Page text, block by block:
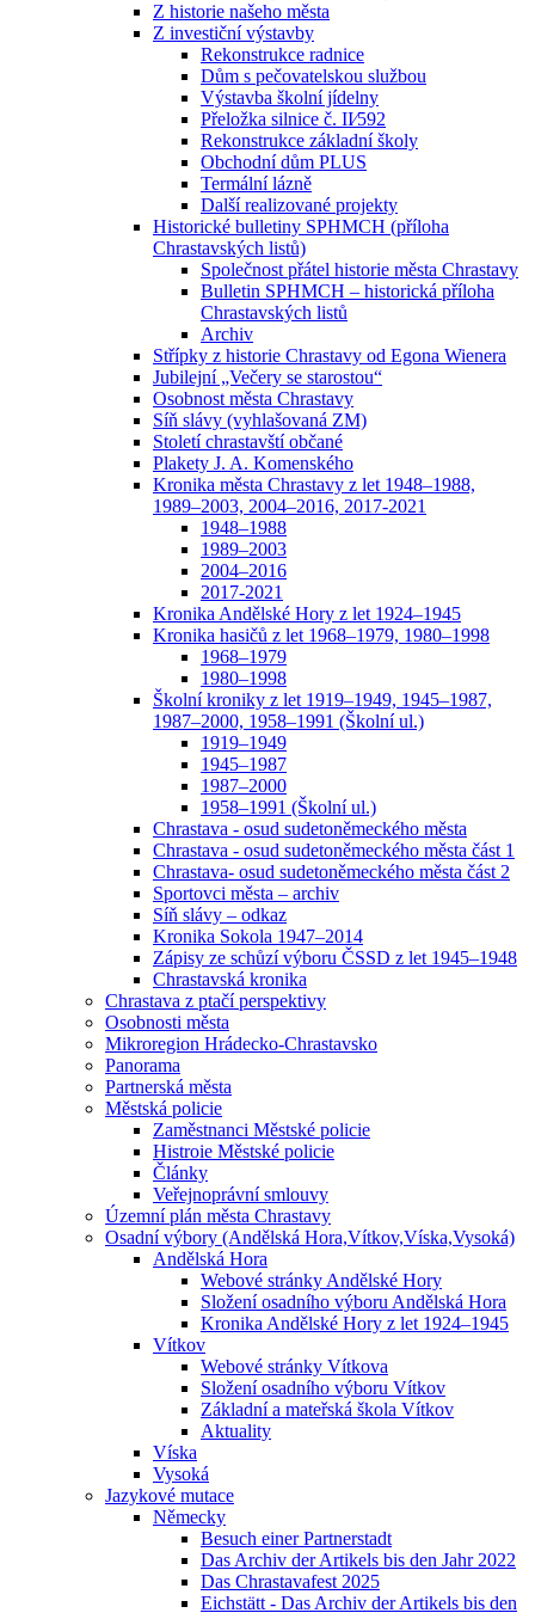
Z historie našeho města
Z investiční výstavby
Rekonstrukce radnice
Dům s pečovatelskou službou
Výstavba školní jídelny
Přeložka silnice č. II⁄592
Rekonstrukce základní školy
Obchodní dům PLUS
Termální lázně
Další realizované projekty
Historické bulletiny SPHMCH (příloha
Chrastavských listů)
Společnost přátel historie města Chrastavy
Bulletin SPHMCH – historická příloha
Chrastavských listů
Archiv
Střípky z historie Chrastavy od Egona Wienera
Jubilejní „Večery se starostou“
Osobnost města Chrastavy
Síň slávy (vyhlašovaná ZM)
Století chrastavští občané
Plakety J. A. Komenského
Kronika města Chrastavy z let 1948–1988,
1989–2003, 2004–2016, 2017-2021
1948–1988
1989–2003
2004–2016
2017-2021
Kronika Andělské Hory z let 1924–1945
Kronika hasičů z let 1968–1979, 1980–1998
1968–1979
1980–1998
Školní kroniky z let 1919–1949, 1945–1987,
1987–2000, 1958–1991 (Školní ul.)
1919–1949
1945–1987
1987–2000
1958–1991 (Školní ul.)
Chrastava - osud sudetoněmeckého města
Chrastava - osud sudetoněmeckého města část 1
Chrastava- osud sudetoněmeckého města část 2
Sportovci města – archiv
Síň slávy – odkaz
Kronika Sokola 1947–2014
Zápisy ze schůzí výboru ČSSD z let 1945–1948
Chrastavská kronika
Chrastava z ptačí perspektivy
Osobnosti města
Mikroregion Hrádecko-Chrastavsko
Panorama
Partnerská města
Městská policie
Zaměstnanci Městské policie
Histroie Městské policie
Články
Veřejnoprávní smlouvy
Územní plán města Chrastavy
Osadní výbory (Andělská Hora,Vítkov,Víska,Vysoká)
Andělská Hora
Webové stránky Andělské Hory
Složení osadního výboru Andělská Hora
Kronika Andělské Hory z let 1924–1945
Vítkov
Webové stránky Vítkova
Složení osadního výboru Vítkov
Základní a mateřská škola Vítkov
Aktuality
Víska
Vysoká
Jazykové mutace
Německy
Besuch einer Partnerstadt
Das Archiv der Artikels bis den Jahr 2022
Das Chrastavafest 2025
Eichstätt - Das Archiv der Artikels bis den